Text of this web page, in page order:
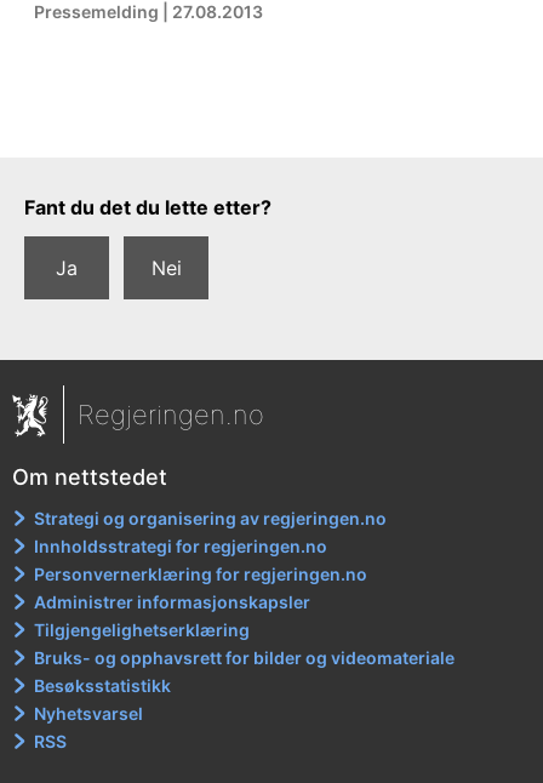
Pressemelding | 27.08.2013
Tilbakemeldingsskjema
Fant du det du lette etter?
Ja Nei
Regjeringen.no
Om nettstedet
Strategi og organisering av regjeringen.no
Innholdsstrategi for regjeringen.no
Personvernerklæring for regjeringen.no
Administrer informasjonskapsler
Tilgjengelighetserklæring
Bruks- og opphavsrett for bilder og videomateriale
Besøksstatistikk
Nyhetsvarsel
RSS